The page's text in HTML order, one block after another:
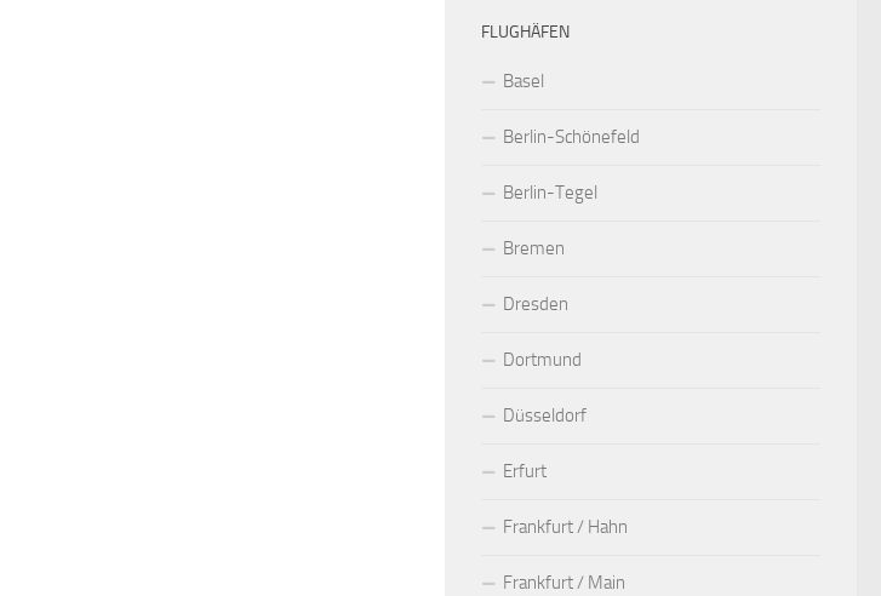
FLUGHÄFEN
Basel
Berlin-Schönefeld
Berlin-Tegel
Bremen
Dresden
Dortmund
Düsseldorf
Erfurt
Frankfurt / Hahn
Frankfurt / Main